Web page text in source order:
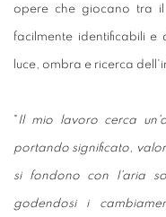
opere che giocano tra
facilmente identificabili e
luce, ombra e ricerca
"Il mio lavoro cerca
portando significato,
si fondono con l'aria
godendosi i